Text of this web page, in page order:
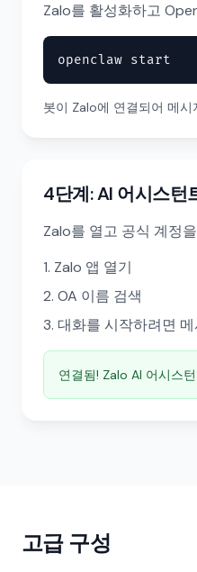
Zalo를 활성화하고
openclaw start
봇이 Zalo에 연결되어 메
4단계: AI 어시스턴
Zalo를 열고 공식 계정
Zalo 앱 열기
OA 이름 검색
대화를 시작하려면
연결됨! Zalo AI 어시스
고급 구성